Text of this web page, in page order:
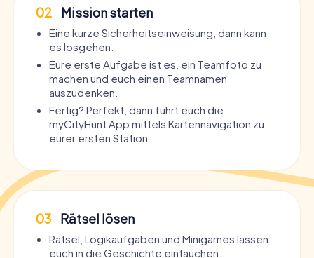
02 Mission starten
Eine kurze Sicherheitseinweisung, dann kann
es losgehen.
Eure erste Aufgabe ist es, ein Teamfoto zu
machen und euch einen Teamnamen
auszudenken.
Fertig? Perfekt, dann führt euch die
myCityHunt App mittels Kartennavigation zu
eurer ersten Station.
03 Rätsel lösen
Rätsel, Logikaufgaben und Minigames lassen
euch in die Geschichte eintauchen.